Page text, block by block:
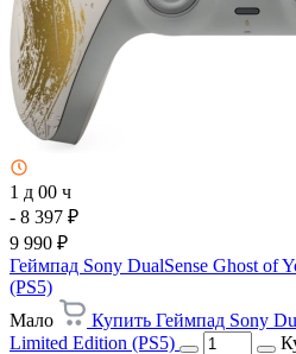
1 д 00 ч
- 8 397 ₽
9 990 ₽
Геймпад Sony DualSense Ghost of
(PS5)
Мало
Купить Геймпад Sony
Limited Edition (PS5)